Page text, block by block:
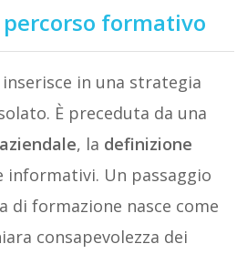
percorso formativo
in una strategia
È preceduta da una
, la definizione
informativi. Un passaggio
di formazione nasce come
consapevolezza dei